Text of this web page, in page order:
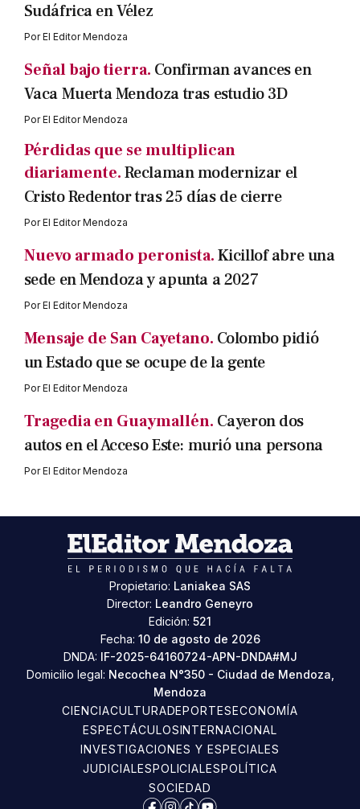
Sudáfrica en Vélez
PorEl Editor Mendoza
Señal bajo tierra. Confirman avances en
Vaca Muerta Mendoza tras estudio 3D
PorEl Editor Mendoza
Pérdidas que se multiplican
diariamente.Reclaman modernizar el
Cristo Redentor tras 25 días de cierre
PorEl Editor Mendoza
Nuevo armado peronista.Kicillof abre una
sede en Mendoza y apunta a 2027
PorEl Editor Mendoza
Mensaje de San Cayetano. Colombo pidió
un Estado que se ocupe de la gente
PorEl Editor Mendoza
Tragedia en Guaymallén. Cayeron dos
autos en el Acceso Este: murió una persona
PorEl Editor Mendoza
Propietario: Laniakea SAS
Director: Leandro Geneyro
Edición: 521
Fecha: 10 de agosto de 2026
DNDA: IF-2025-64160724-APN-DNDA#MJ
Domicilio legal: Necochea N°350 - Ciudad de Mendoza,
Mendoza
CIENCIACULTURADEPORTESECONOMÍA
ESPECTÁCULOSINTERNACIONAL
INVESTIGACIONES Y ESPECIALES
JUDICIALESPOLICIALESPOLÍTICA
SOCIEDAD